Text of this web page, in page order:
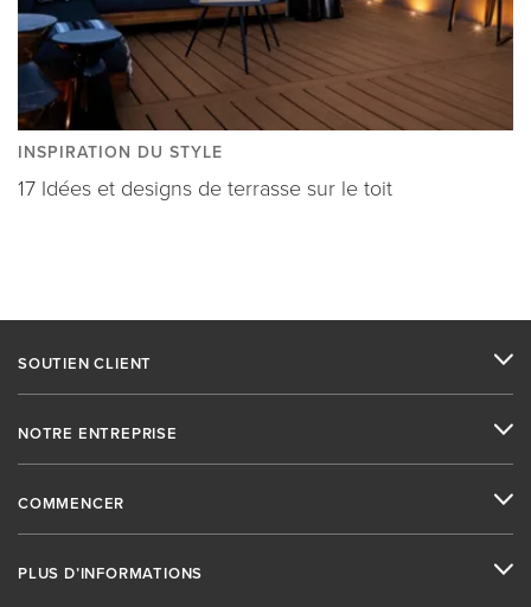
INSPIRATION DU STYLE
17 Idées et designs de terrasse sur le toit
SOUTIEN CLIENT
NOTRE ENTREPRISE
COMMENCER
PLUS D’INFORMATIONS